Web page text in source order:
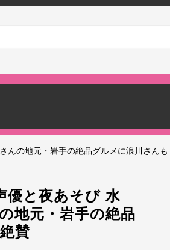
んの地元・岩手の絶品グルメに浪川さんも
優と夜あそび 水
地元・岩手の絶品
賛